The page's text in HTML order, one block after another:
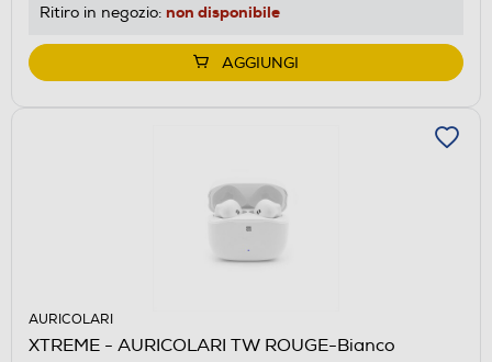
Ritiro in negozio: non disponibile
AGGIUNGI
AURICOLARI
XTREME - AURICOLARI TW ROUGE-Bianco